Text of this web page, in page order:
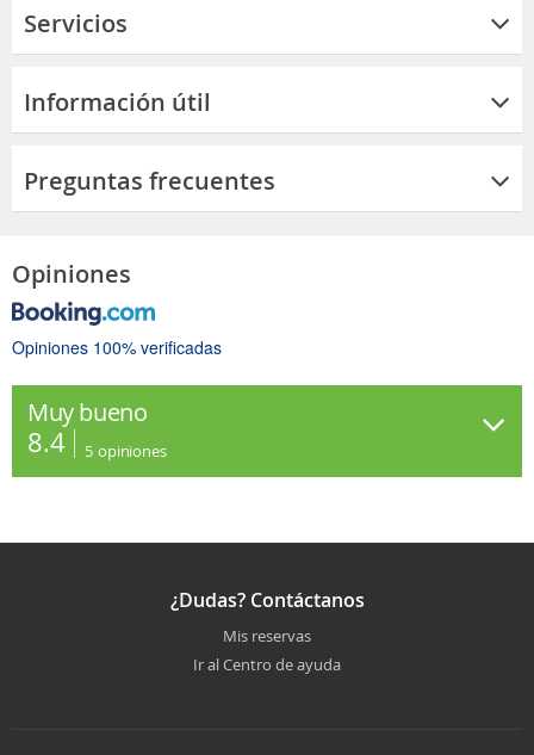
Servicios
Información útil
Preguntas frecuentes
Opiniones
Opiniones 100% verificadas
Muy bueno
8.4 5 opiniones
¿Dudas? Contáctanos
Mis reservas
Ir al Centro de ayuda